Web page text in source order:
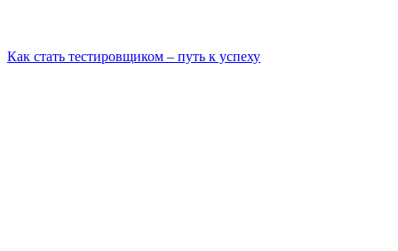
Как стать тестировщиком – путь к успеху